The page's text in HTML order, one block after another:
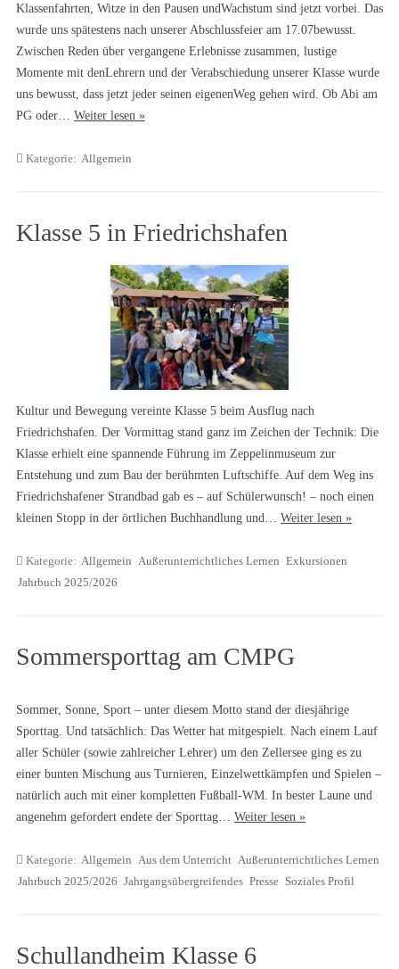
Klassenfahrten, Witze in den Pausen undWachstum sind jetzt vorbei. Das
wurde uns spätestens nach unserer Abschlussfeier am 17.07bewusst.
Zwischen Reden über vergangene Erlebnisse zusammen, lustige
Momente mit denLehrern und der Verabschiedung unserer Klasse wurde
uns bewusst, dass jetzt jeder seinen eigenenWeg gehen wird. Ob Abi am
PG oder… Weiter lesen »
Kategorie: Allgemein
Klasse 5 in Friedrichshafen
Kultur und Bewegung vereinte Klasse 5 beim Ausflug nach
Friedrichshafen. Der Vormittag stand ganz im Zeichen der Technik: Die
Klasse erhielt eine spannende Führung im Zeppelinmuseum zur
Entstehung und zum Bau der berühmten Luftschiffe. Auf dem Weg ins
Friedrichshafener Strandbad gab es – auf Schülerwunsch! – noch einen
kleinen Stopp in der örtlichen Buchhandlung und… Weiter lesen »
Kategorie: Allgemein Außerunterrichtliches Lernen Exkursionen
Jahrbuch 2025/2026
Sommersporttag am CMPG
Sommer, Sonne, Sport – unter diesem Motto stand der diesjährige
Sporttag. Und tatsächlich: Das Wetter hat mitgespielt. Nach einem Lauf
aller Schüler (sowie zahlreicher Lehrer) um den Zellersee ging es zu
einer bunten Mischung aus Turnieren, Einzelwettkämpfen und Spielen –
natürlich auch mit einer kompletten Fußball-WM. In bester Laune und
angenehm gefordert endete der Sporttag… Weiter lesen »
Kategorie: Allgemein Aus dem Unterricht Außerunterrichtliches Lernen
Jahrbuch 2025/2026 Jahrgangsübergreifendes Presse Soziales Profil
Schullandheim Klasse 6